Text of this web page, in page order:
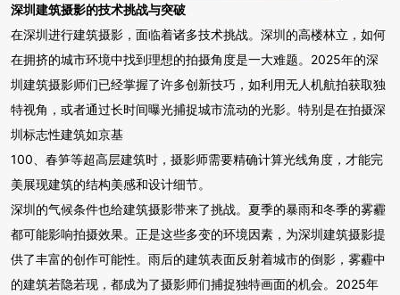
深圳建筑摄影的技术挑战与突破
在深圳进行建筑摄影，面临着诸多技术挑战。深圳的高楼林立，如何
在拥挤的城市环境中找到理想的拍摄角度是一大难题。2025年的深
圳建筑摄影师们已经掌握了许多创新技巧，如利用无人机航拍获取独
特视角，或者通过长时间曝光捕捉城市流动的光影。特别是在拍摄深
圳标志性建筑如京基
100、春笋等超高层建筑时，摄影师需要精确计算光线角度，才能完
美展现建筑的结构美感和设计细节。
深圳的气候条件也给建筑摄影带来了挑战。夏季的暴雨和冬季的雾霾
都可能影响拍摄效果。正是这些多变的环境因素，为深圳建筑摄影提
供了丰富的创作可能性。雨后的建筑表面反射着城市的倒影，雾霾中
的建筑若隐若现，都成为了摄影师们捕捉独特画面的机会。2025年